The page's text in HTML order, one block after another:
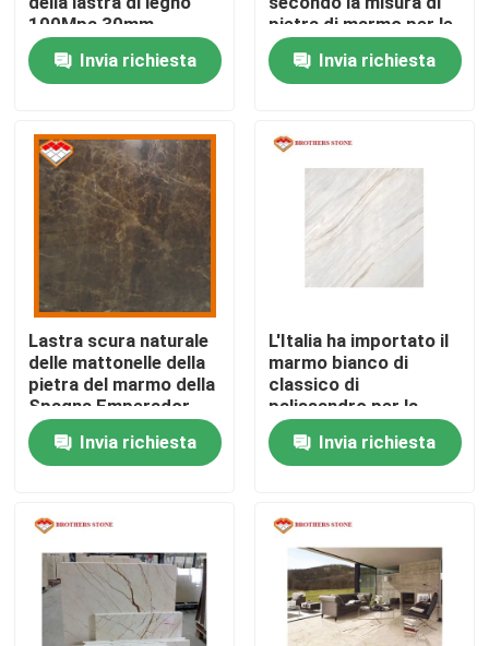
Casa.
Prodotti
Su di noi
Visita alla fabbrica
Controllo della qualità
Contattaci
Notizie
Chiedi un preventivo
Lastre di pietra del granito
100Mpa 30mm
Invia richiesta
pietra di marmo per le
scale della parete
Invia richiesta
Lastra scura naturale
delle mattonelle della
pietra del marmo della
Spagna Emperador
per il controsoffitto
Invia richiesta
L'Italia ha importato il
marmo bianco di
classico di
palissandro per la
cima di vanità del
bagnoInvia richiesta